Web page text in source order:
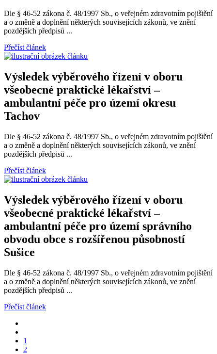
Dle § 46-52 zákona č. 48/1997 Sb., o veřejném zdravotním pojištění
a o změně a doplnění některých souvisejících zákonů, ve znění
pozdějších předpisů ...
Přečíst článek
Výsledek výběrového řízení v oboru
všeobecné praktické lékařství –
ambulantní péče pro území okresu
Tachov
Dle § 46-52 zákona č. 48/1997 Sb., o veřejném zdravotním pojištění
a o změně a doplnění některých souvisejících zákonů, ve znění
pozdějších předpisů ...
Přečíst článek
Výsledek výběrového řízení v oboru
všeobecné praktické lékařství –
ambulantní péče pro území správního
obvodu obce s rozšířenou působností
Sušice
Dle § 46-52 zákona č. 48/1997 Sb., o veřejném zdravotním pojištění
a o změně a doplnění některých souvisejících zákonů, ve znění
pozdějších předpisů ...
Přečíst článek
1
2